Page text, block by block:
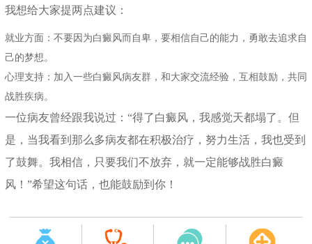
我想给大家提两点建议：
就业方面：不要因为白癜风而自卑，要相信自己的能力，勇敢去追求自
己的梦想。
心理支持：加入一些白癜风病友群，和大家交流经验，互相鼓励，共同
战胜疾病。
一位病友曾经跟我说过：“得了白癜风，我感觉天都塌了。但
是，当我看到那么多病友都在积极治疗，努力生活，我也受到
了鼓舞。我相信，只要我们不放弃，就一定能够战胜白癜
风！”希望这句话，也能鼓励到你！